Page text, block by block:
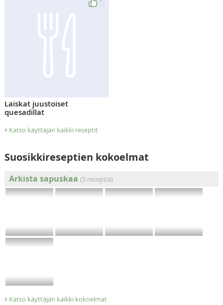
Laiskat juustoiset
quesadillat
› Katso käyttäjän kaikki reseptit
Suosikkireseptien kokoelmat
Arkista sapuskaa (5 reseptiä)
› Katso käyttäjän kaikki kokoelmat